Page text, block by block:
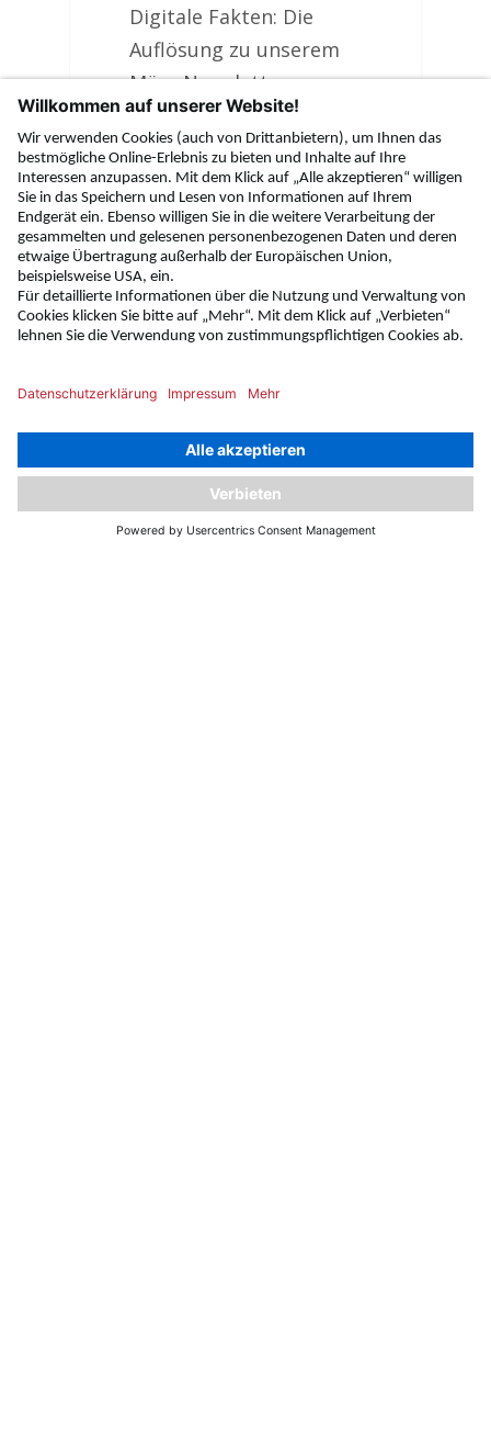
Digitale Fakten: Die
Auflösung zu unserem
März-Newsletter
Welche Digitale Fakten
Meldung ist frei
erfunden? Gratis für Sie:
Laden Sie sich jetzt
unseren Intranet Guide
2023 herunter und
erfahren Sie alles…
Digital Leadership Insights
Digitale